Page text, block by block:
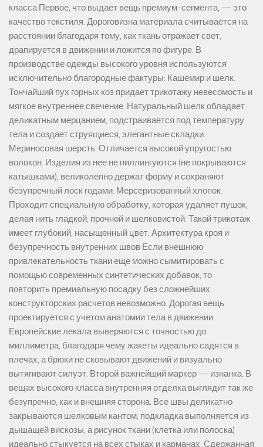
класса Первое, что выдает вещь премиум-сегмента, — это
качество текстиля. Дороговизна материала считывается на
расстоянии благодаря тому, как ткань отражает свет,
драпируется в движении и ложится по фигуре. В
производстве одежды высокого уровня используются
исключительно благородные фактуры: Кашемир и шелк.
Тончайший пух горных коз придает трикотажу невесомость и
мягкое внутреннее свечение. Натуральный шелк обладает
деликатным мерцанием, подстраивается под температуру
тела и создает струящиеся, элегантные складки.
Мериносовая шерсть. Отличается высокой упругостью
волокон. Изделия из нее не пиллингуются (не покрываются
катышками), великолепно держат форму и сохраняют
безупречный лоск годами. Мерсеризованный хлопок.
Проходит специальную обработку, которая удаляет пушок,
делая нить гладкой, прочной и шелковистой. Такой трикотаж
имеет глубокий, насыщенный цвет. Архитектура кроя и
безупречность внутренних швов Если внешнюю
привлекательность ткани еще можно сымитировать с
помощью современных синтетических добавок, то
повторить премиальную посадку без сложнейших
конструкторских расчетов невозможно. Дорогая вещь
проектируется с учетом анатомии тела в движении.
Европейские лекала выверяются с точностью до
миллиметра, благодаря чему жакеты идеально садятся в
плечах, а брюки не сковывают движений и визуально
вытягивают силуэт. Второй важнейший маркер — изнанка. В
вещах высокого класса внутренняя отделка выглядит так же
безупречно, как и внешняя сторона. Все швы деликатно
закрываются шелковым кантом, подкладка выполняется из
дышащей вискозы, а рисунок ткани (клетка или полоска)
идеально стыкуется на всех стыках и карманах. Сдержанная